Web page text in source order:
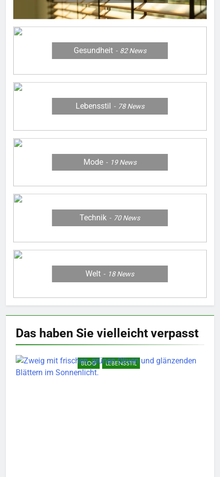
Gesundheit 82News
Lebensstil 78News
Mode 19News
Technik 70News
Welt 18News
Das haben Sie vielleicht verpasst
BLOG LEBENSSTIL